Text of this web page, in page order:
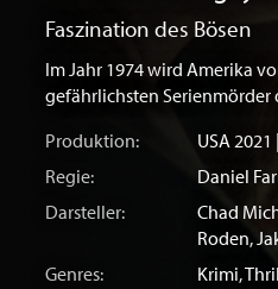
Faszination des Bösen
Im Jahr 1974 wird Amerika
gefährlichsten Serienmörder
Produktion:
USA 2021
Regie:
Daniel
Darsteller:
Chad
Roden,
Genres:
Krimi,